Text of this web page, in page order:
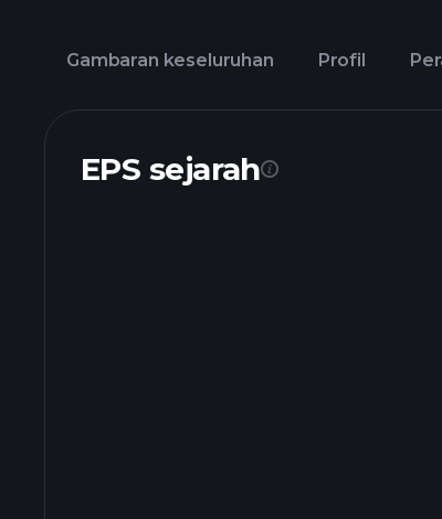
Gambaran keseluruhan Profil
EPS sejarah